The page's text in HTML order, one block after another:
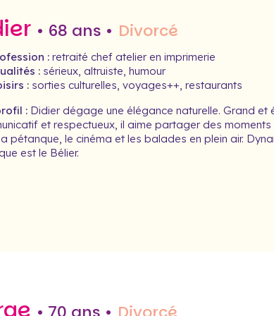
• 68 ans • Divorcé
: retraité chef atelier en imprimerie
: sérieux, altruiste, humour
: sorties culturelles, voyages++, restaurants
: Didier dégage une élégance naturelle. Grand et
et respectueux, il aime partager des
pétanque, le cinéma et les balades en plein air.
est le Bélier.